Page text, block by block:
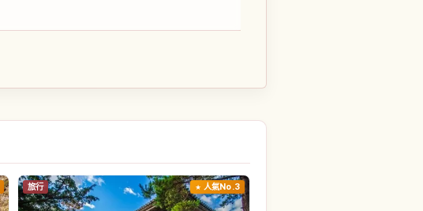
旅行 人氣No.3